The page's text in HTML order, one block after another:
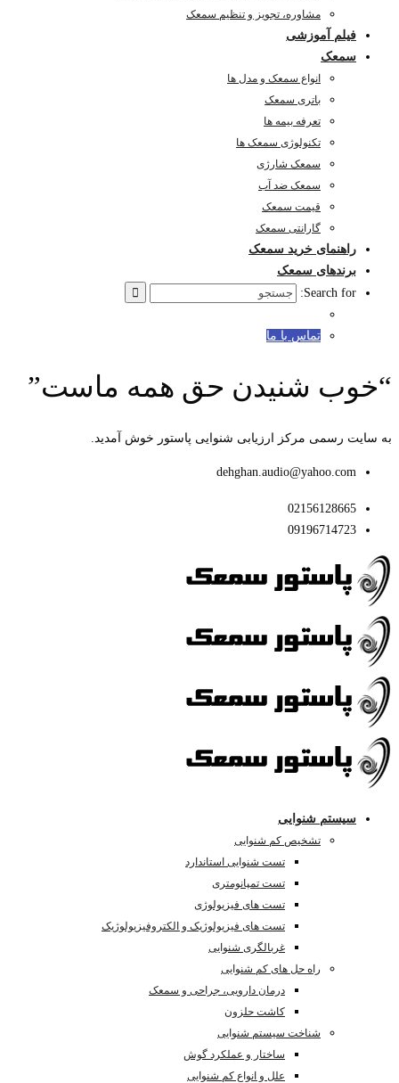
مشاوره، تجویز و تنظیم سمعک
فیلم آموزشی
سمعک
انواع سمعک و مدل ها
باتری سمعک
تعرفه بیمه ها
تکنولوژی سمعک ها
سمعک شارژی
سمعک ضد آب
قیمت سمعک
گارانتی سمعک
راهنمای خرید سمعک
برندهای سمعک
Search for:
تماس با ما
“خوب شنیدن حق همه ماست”
به سایت رسمی مرکز ارزیابی شنوایی پاستور خوش آمدید.
dehghan.audio@yahoo.com
02156128665
09196714723
سیستم شنوایی
تشخیص کم شنوایی
تست شنوایی استاندارد
تست تمپانومتری
تست های فیزیولوژی
تست های فیزیولوژیک و الکتروفیزیولوژیک
غربالگری شنوایی
راه حل های کم شنوایی
درمان دارویی، جراحی و سمعک
کاشت حلزون
شناخت سیستم شنوایی
ساختار و عملکرد گوش
علل و انواع کم شنوایی